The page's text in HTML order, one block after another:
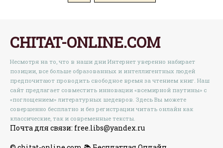
CHITAT-ONLINE.COM
Несмотря на то, что в наши дни Интернет уверенно набирает
позиции, все больше образованных и интеллигентных людей
предпочитают проводить свободное время за чтением книг. Наш
сайт предлагает совместить инновации «всемирной паутины» с
«поглощением» литературных шедевров. Здесь Вы можете
совершенно бесплатно и без регистрации читать онлайн как
классические, так и современные тексты.
Почта для связи: free.libs@yandex.ru